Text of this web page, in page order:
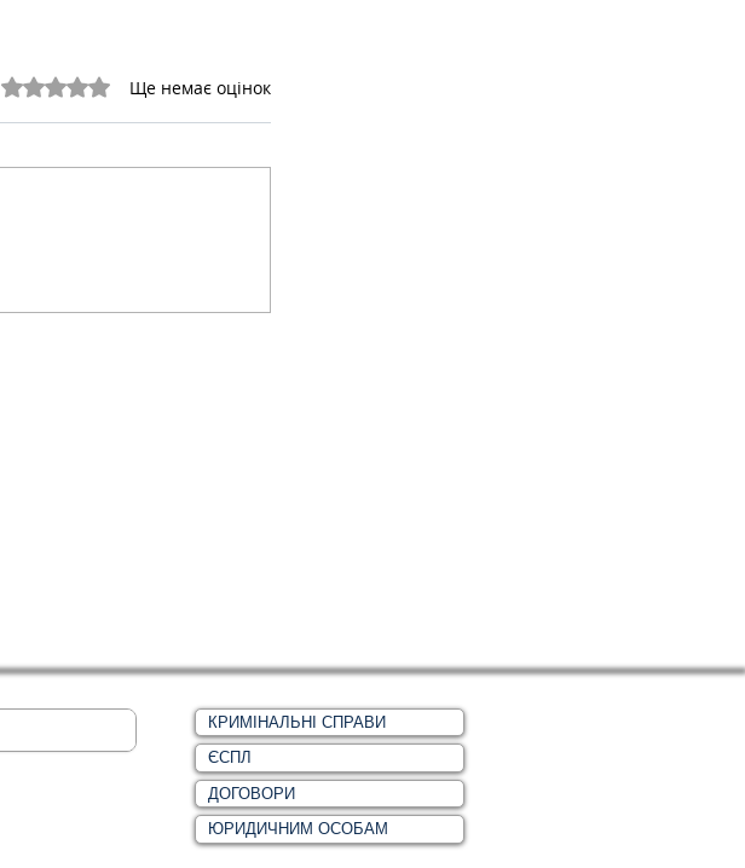
Оцінка: 0 з 5 зірок.Ще немає оцінок
КРИМІНАЛЬНІ СПРАВИ
ЄСПЛ
ДОГОВОРИ
ЮРИДИЧНИМ ОСОБАМ